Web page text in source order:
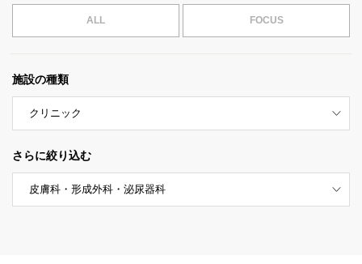
ALL FOCUS
施設の種類
さらに絞り込む